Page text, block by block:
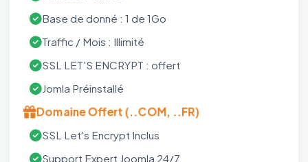
Base de donné : 1 de 1Go
Traffic / Mois : Illimité
SSL LET'S ENCRYPT : offert
Jomla Préinstallé
Domaine Offert (..COM, ..FR)
SSL Let's Encrypt Inclus
Support Expert Joomla 24/7